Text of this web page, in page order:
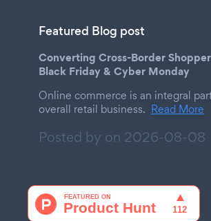
Featured Blog post
Converting Cross-Border
Black Friday & Cyber Monday
Online commerce is an integral
overall retail business. Read More
Posted by on 2026-08-08